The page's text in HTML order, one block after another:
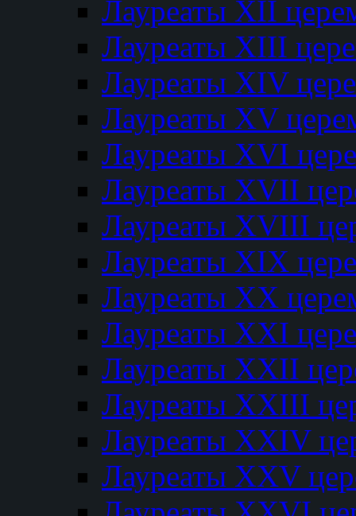
Лауреаты XII
Лауреаты XIII
Лауреаты XIV
Лауреаты XV
Лауреаты XVI
Лауреаты XVII
Лауреаты XVIII
Лауреаты XIX
Лауреаты XX
Лауреаты XXI
Лауреаты XXII
Лауреаты XXIII
Лауреаты XXIV
Лауреаты XXV